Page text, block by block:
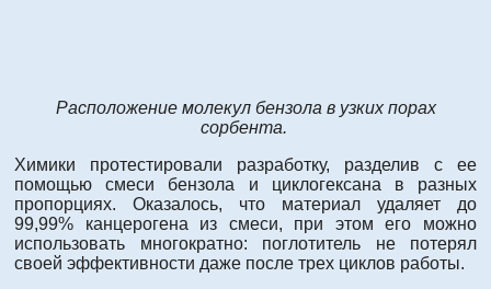
Расположение молекул бензола в узких порах
сорбента.
Химики протестировали разработку, разделив с ее
помощью смеси бензола и циклогексана в разных
пропорциях. Оказалось, что материал удаляет до
99,99% канцерогена из смеси, при этом его можно
использовать многократно: поглотитель не потерял
своей эффективности даже после трех циклов работы.